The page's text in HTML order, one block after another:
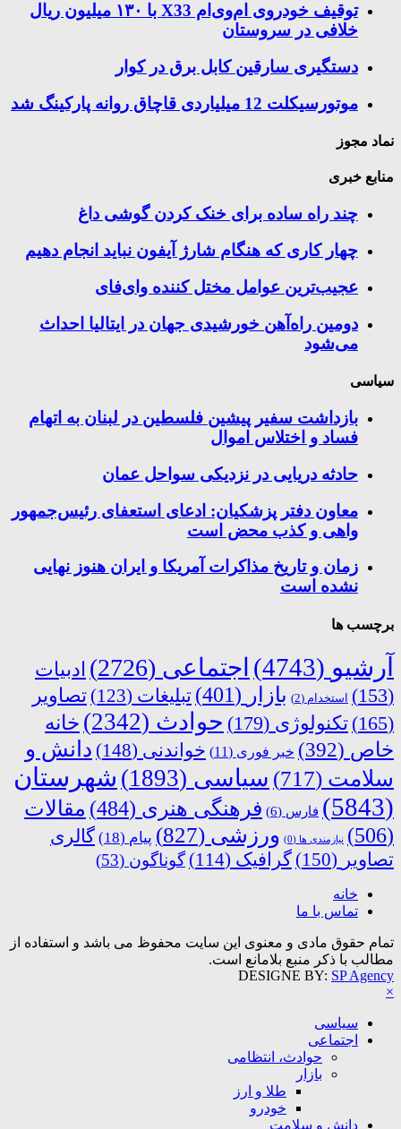
توقیف خودروی ام‌وی‌ام X33 با ۱۳۰ میلیون ریال
خلافی در سروستان
دستگیری سارقین کابل برق در کوار
موتورسيكلت 12 ميلياردی قاچاق روانه پاركينگ شد
نماد مجوز
منابع خبری
چند راه‌ ساده برای خنک کردن گوشی داغ
چهار کاری که هنگام شارژ آیفون نباید انجام دهیم
عجیب‌ترین عوامل مختل کننده وای‌فای
دومین راه‌آهن خورشیدی جهان در ایتالیا احداث
می‌شود
سیاسی
بازداشت سفیر پیشین فلسطین در لبنان به اتهام
فساد و اختلاس اموال
حادثه دریایی در نزدیکی سواحل عمان
معاون دفتر پزشکیان: ادعای استعفای رئیس‌جمهور
واهی و کذب محض است
زمان و تاریخ مذاکرات آمریکا و ایران هنوز نهایی
نشده است
برچسب ها
آرشیو (4743) اجتماعی (2726)
ادبیات
(153)
استخدام (2) بازار (401) تبلیغات (123)
تصاویر
(165)
تکنولوژی (179) حوادث (2342)
خانه
خاص (392) خبر فوری (11) خواندنی (148)
دانش و
سلامت (717) سیاسی (1893)
شهرستان
(5843)
فارس (6) فرهنگی هنری (484)
مقالات
(506)
نیازمندی ها (0) ورزشی (827) پیام (18)
گالری
تصاویر (150) گرافیک (114) گوناگون (53)
خانه
تماس با ما
تمام حقوق مادی و معنوی این سایت محفوظ می باشد و استفاده از
مطالب با ذکر منبع بلامانع است.
DESIGNE BY: SP Agency
×
سیاسی
اجتماعی
حوادث، انتظامی
بازار
طلا و ارز
خودرو
دانش و سلامت